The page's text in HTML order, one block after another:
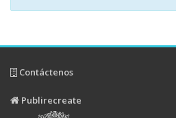
Contáctenos
Publirecreate